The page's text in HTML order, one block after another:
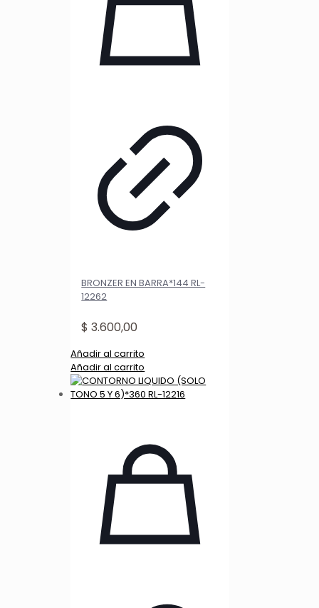
BRONZER EN BARRA*144 RL-
12262
$ 3.600,00
Añadir al carrito
Añadir al carrito